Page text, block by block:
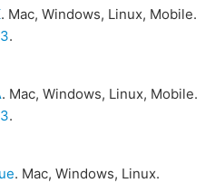
. Mac, Windows, Linux, Mobile.
.
. Mac, Windows, Linux, Mobile.
.
. Mac, Windows, Linux.